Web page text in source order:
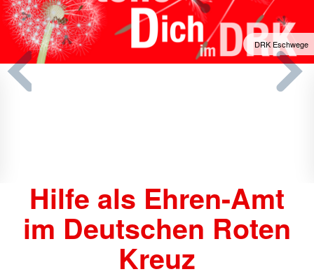
DRK Eschwege
Hilfe als Ehren-Amt
im Deutschen Roten
Kreuz